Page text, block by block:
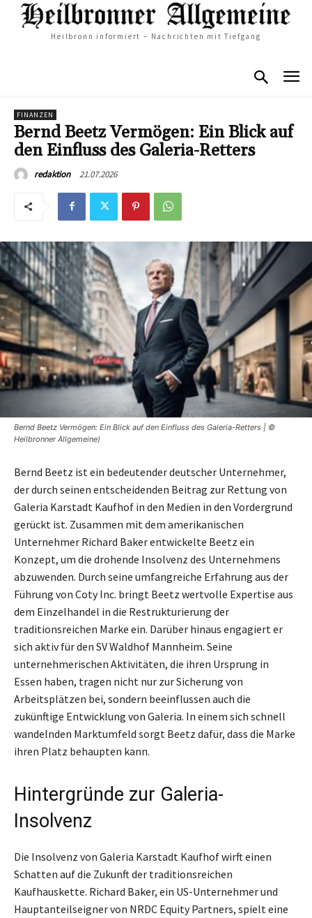
Heilbronn informiert – Nachrichten mit Tiefgang
FINANZEN
Bernd Beetz Vermögen: Ein Blick auf
den Einfluss des Galeria-Retters
redaktion 21.07.2026
Bernd Beetz Vermögen: Ein Blick auf den Einfluss des Galeria-Retters | ©
Heilbronner Allgemeine)
Bernd Beetz ist ein bedeutender deutscher Unternehmer,
der durch seinen entscheidenden Beitrag zur Rettung von
Galeria Karstadt Kaufhof in den Medien in den Vordergrund
gerückt ist. Zusammen mit dem amerikanischen
Unternehmer Richard Baker entwickelte Beetz ein
Konzept, um die drohende Insolvenz des Unternehmens
abzuwenden. Durch seine umfangreiche Erfahrung aus der
Führung von Coty Inc. bringt Beetz wertvolle Expertise aus
dem Einzelhandel in die Restrukturierung der
traditionsreichen Marke ein. Darüber hinaus engagiert er
sich aktiv für den SV Waldhof Mannheim. Seine
unternehmerischen Aktivitäten, die ihren Ursprung in
Essen haben, tragen nicht nur zur Sicherung von
Arbeitsplätzen bei, sondern beeinflussen auch die
zukünftige Entwicklung von Galeria. In einem sich schnell
wandelnden Marktumfeld sorgt Beetz dafür, dass die Marke
ihren Platz behaupten kann.
Hintergründe zur Galeria-
Insolvenz
Die Insolvenz von Galeria Karstadt Kaufhof wirft einen
Schatten auf die Zukunft der traditionsreichen
Kaufhauskette. Richard Baker, ein US-Unternehmer und
Hauptanteilseigner von NRDC Equity Partners, spielt eine